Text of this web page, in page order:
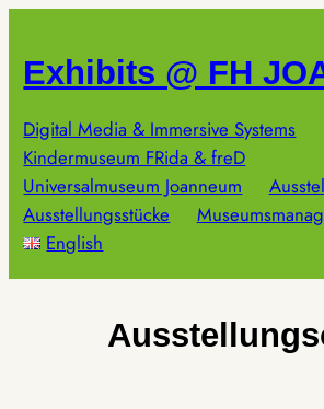
springen
Exhibits @ FH
Digital Media & Immersive Systems
Kindermuseum FRida & freD
Universalmuseum Joanneum
Ausstellungsstücke
English